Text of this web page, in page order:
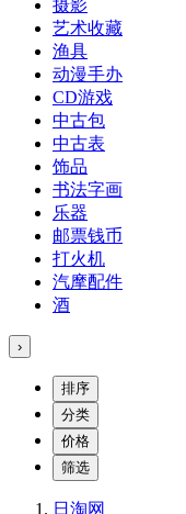
摄影
艺术收藏
渔具
动漫手办
CD游戏
中古包
中古表
饰品
书法字画
乐器
邮票钱币
打火机
汽摩配件
酒
›
排序
分类
价格
筛选
日淘网